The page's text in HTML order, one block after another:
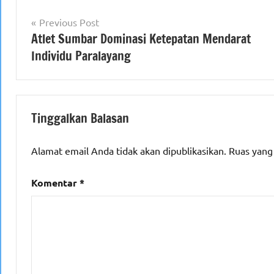
Navigasi
pos
Previous Post
Atlet Sumbar Dominasi Ketepatan Mendarat
Individu Paralayang
Tinggalkan Balasan
Alamat email Anda tidak akan dipublikasikan. Ruas
Komentar*